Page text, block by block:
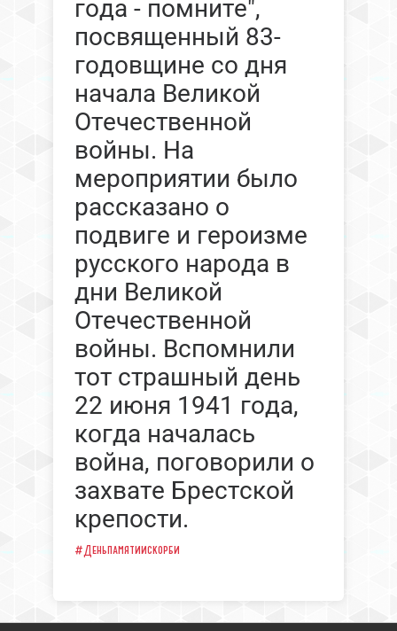
года - помните",
посвященный 83-
годовщине со дня
начала Великой
Отечественной
войны. На
мероприятии было
рассказано о
подвиге и героизме
русского народа в
дни Великой
Отечественной
войны. Вспомнили
тот страшный день
22 июня 1941 года,
когда началась
война, поговорили о
захвате Брестской
крепости.
#Деньпамятиискорби